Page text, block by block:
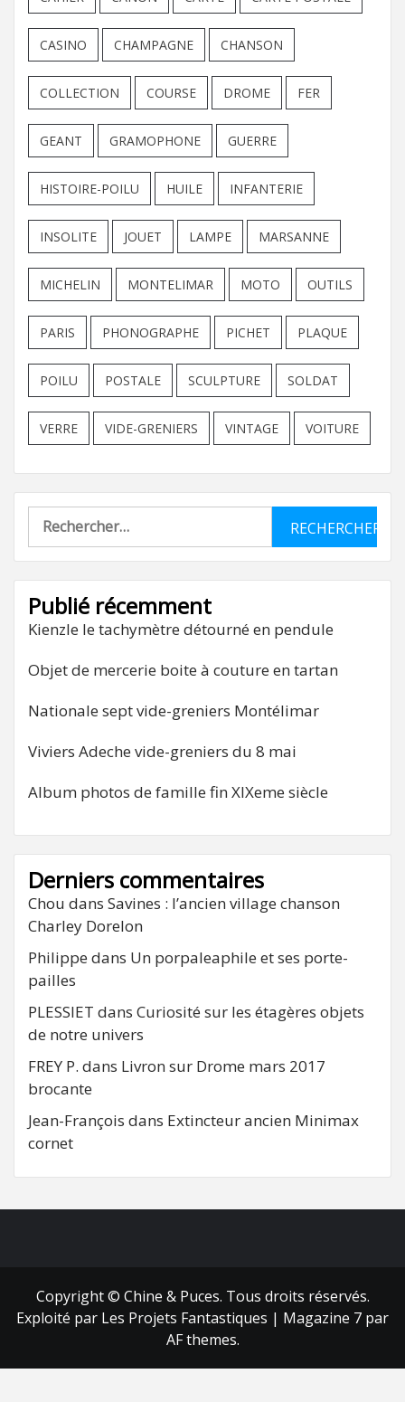
CASINO CHAMPAGNE CHANSON
COLLECTION COURSE DROME FER
GEANT GRAMOPHONE GUERRE
HISTOIRE-POILU HUILE INFANTERIE
INSOLITE JOUET LAMPE MARSANNE
MICHELIN MONTELIMAR MOTO OUTILS
PARIS PHONOGRAPHE PICHET PLAQUE
POILU POSTALE SCULPTURE SOLDAT
VERRE VIDE-GRENIERS VINTAGE VOITURE
Rechercher :
Publié récemment
Kienzle le tachymètre détourné en pendule
Objet de mercerie boite à couture en tartan
Nationale sept vide-greniers Montélimar
Viviers Adeche vide-greniers du 8 mai
Album photos de famille fin XIXeme siècle
Derniers commentaires
Chou dans Savines : l’ancien village chanson
Charley Dorelon
Philippe dans Un porpaleaphile et ses porte-
pailles
PLESSIET dans Curiosité sur les étagères objets
de notre univers
FREY P. dans Livron sur Drome mars 2017
brocante
Jean-François dans Extincteur ancien Minimax
cornet
Copyright © Chine & Puces. Tous droits réservés.
Exploité par Les Projets Fantastiques | Magazine 7 par
AF themes.